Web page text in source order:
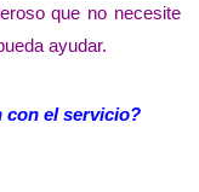
que no necesite
ayudar.
con el servicio?